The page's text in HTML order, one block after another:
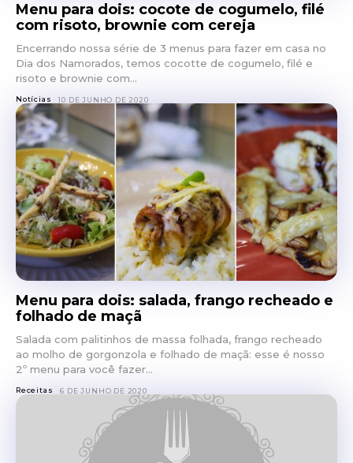
Menu para dois: cocote de cogumelo, filé
com risoto, brownie com cereja
Encerrando nossa série de 3 menus para fazer em casa no
Dia dos Namorados, temos cocotte de cogumelo, filé e
risoto e brownie com...
Notícias 10 DE JUNHO DE 2020
Menu para dois: salada, frango recheado e
folhado de maçã
Salada com palitinhos de massa folhada, frango recheado
ao molho de gorgonzola e folhado de maçã: esse é nosso
2º menu para você fazer...
Receitas 6 DE JUNHO DE 2020